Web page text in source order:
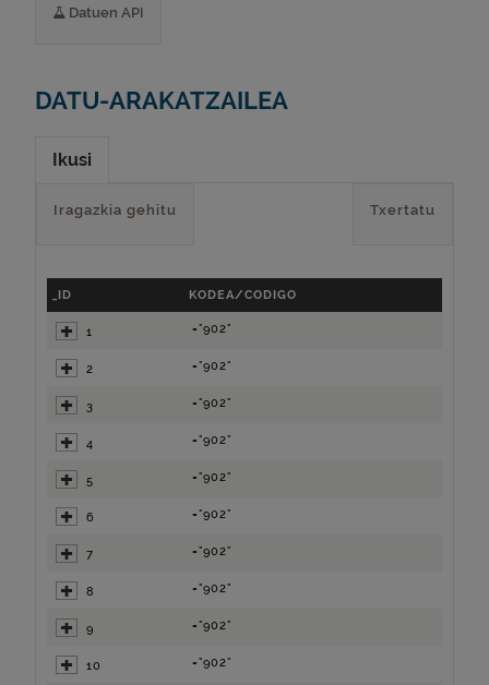
Datuen API
DATU-ARAKATZAILEA
Ikusi
Txertatu
Iragazkia gehitu
_ID KODEA/CODIGO
1 ="902"
2 ="902"
3 ="902"
4 ="902"
5 ="902"
6 ="902"
7 ="902"
8 ="902"
9 ="902"
10 ="902"